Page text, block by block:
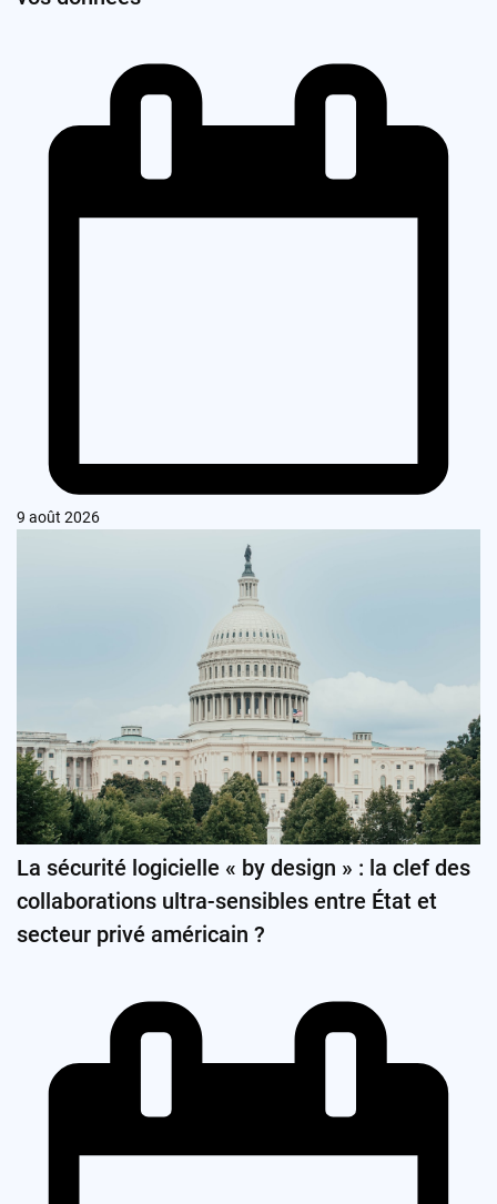
9 août 2026
La sécurité logicielle « by design » : la clef des
collaborations ultra-sensibles entre État et
secteur privé américain ?